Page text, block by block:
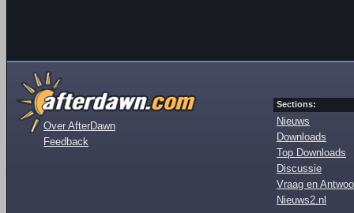
Over AfterDawn
Feedback
Sections:
Nieuws
Downloads
Top Downloads
Discussie
Vraag en
Nieuws2.nl